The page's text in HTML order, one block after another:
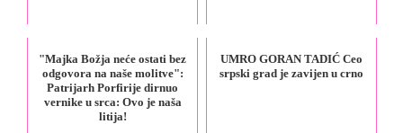
"Majka Božja neće ostati bez
odgovora na naše molitve":
Patrijarh Porfirije dirnuo
vernike u srca: Ovo je naša
litija!
UMRO GORAN TADIĆ Ceo
srpski grad je zavijen u crno